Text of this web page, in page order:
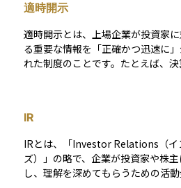
産がどのように運用され、どのよう
認する手助けになります。初心者に
こに投資され、どのような結果を
えで、非常に役立つ資料です。
適時開示
適時開示とは、上場企業が投資家
る重要な情報を「正確かつ迅速に
れた制度のことです。たとえば、
と透明性を確保し、すべての投資家
うにするための仕組みです。 適時開示が適切に行われること
で、インサイダー取引の防止や投
ます。日本では東京証券取引所の
度化されており、企業には「TDnet
IR
IRとは、「Investor Relations（イ
ズ）」の略で、企業が投資家や株
し、理解を深めてもらうための活